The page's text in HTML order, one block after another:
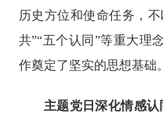
历史方位和使命任务，
共”“五个认同”等重大理
作奠定了坚实的思想基础。
主题党日深化情感认